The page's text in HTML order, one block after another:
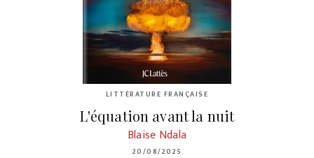
LITTÉRATURE FRANÇAISE
L'équation avant la nuit
Blaise Ndala
20/08/2025